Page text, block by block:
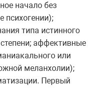
начало без
психогении);
типа истинного
аффективные
или
меланхолии);
Первый